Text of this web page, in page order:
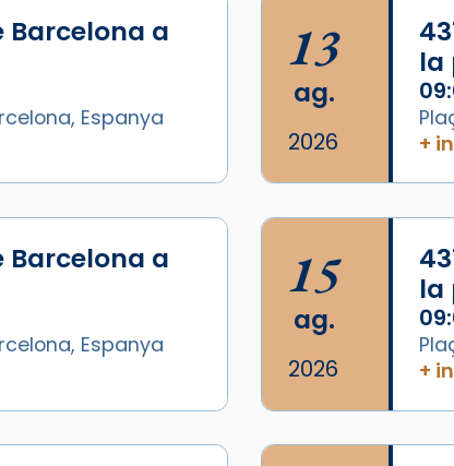
Barcelona a
Espanya
13
ag.
2026
la
+
Barcelona a
Espanya
15
ag.
2026
la
+